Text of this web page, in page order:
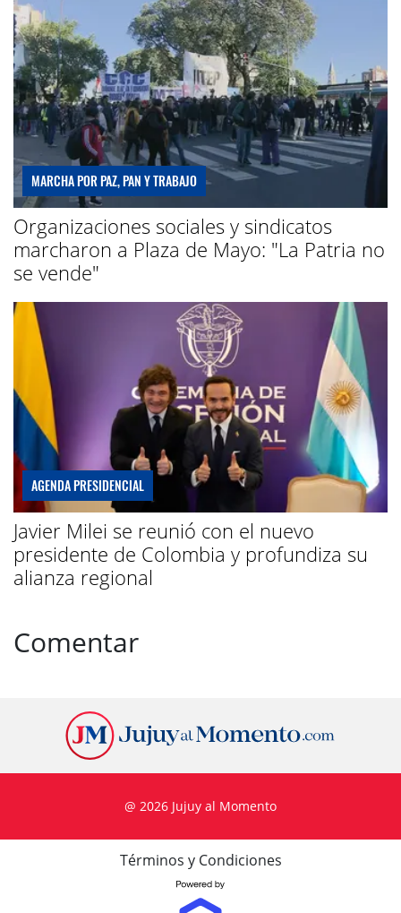
MARCHA POR PAZ, PAN Y TRABAJO
Organizaciones sociales y sindicatos
marcharon a Plaza de Mayo: "La Patria no
se vende"
AGENDA PRESIDENCIAL
Javier Milei se reunió con el nuevo
presidente de Colombia y profundiza su
alianza regional
Comentar
@ 2026 Jujuy al Momento
Términos y Condiciones